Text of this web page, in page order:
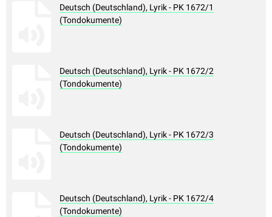
Deutsch (Deutschland), Lyrik - PK 1672/1
(Tondokumente)
Deutsch (Deutschland), Lyrik - PK 1672/2
(Tondokumente)
Deutsch (Deutschland), Lyrik - PK 1672/3
(Tondokumente)
Deutsch (Deutschland), Lyrik - PK 1672/4
(Tondokumente)